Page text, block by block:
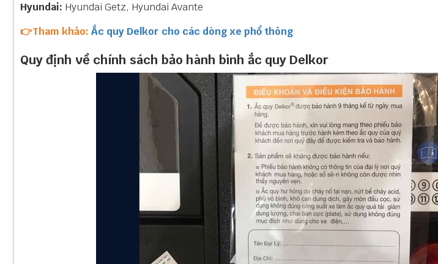
Hyundai: Hyundai Getz, Hyundai Avante
👉Tham khảo: Ắc quy Delkor cho các dòng xe phổ thông
Quy định về chính sách bảo hành bình ắc quy Delkor